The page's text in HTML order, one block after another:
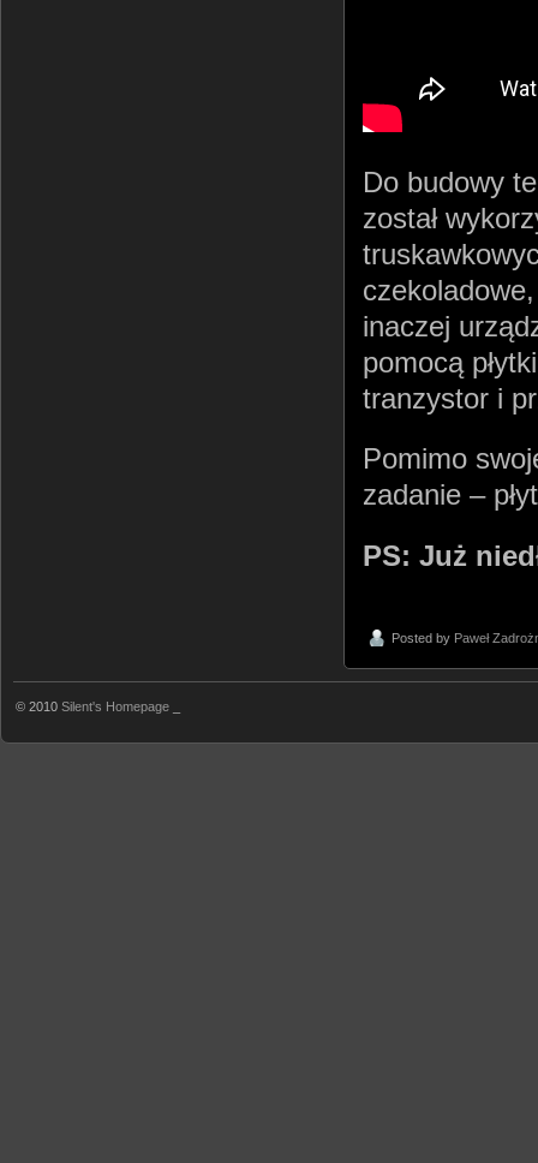
Do budowy
został
inaczej
pomocą
tranzystor i
Pomimo
zadanie –
PS: Już
Posted by Paweł
© 2010 Silent's Homepage